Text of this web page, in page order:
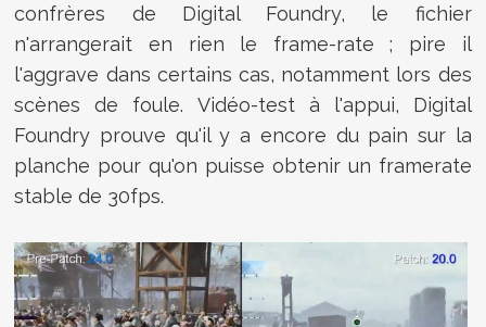
confrères de Digital Foundry, le fichier
n'arrangerait en rien le frame-rate ; pire il
l'aggrave dans certains cas, notamment lors des
scènes de foule. Vidéo-test à l'appui, Digital
Foundry prouve qu'il y a encore du pain sur la
planche pour qu'on puisse obtenir un framerate
stable de 30fps.